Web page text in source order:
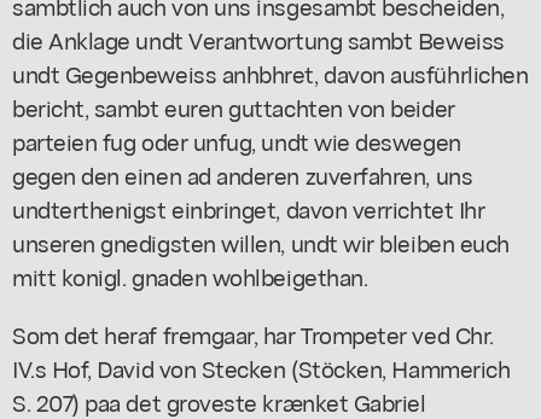
die Anklage undt Verantwortung sambt Beweiss
undt Gegenbeweiss anhbhret, davon ausführlichen
bericht, sambt euren guttachten von beider
parteien fug oder unfug, undt wie deswegen
gegen den einen ad anderen zuverfahren, uns
undterthenigst einbringet, davon verrichtet Ihr
unseren gnedigsten willen, undt wir bleiben euch
mitt konigl. gnaden wohlbeigethan.
Som det heraf fremgaar, har Trompeter ved Chr.
IV.s Hof, David von Stecken (Stöcken, Hammerich
S. 207) paa det groveste krænket Gabriel